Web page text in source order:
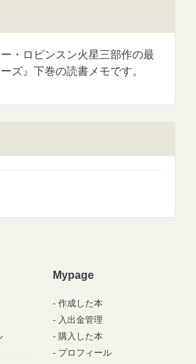
・ロビンスン火星三部作の最
ズ』下巻の読書メモです。
Mypage
作成した本
入出金管理
購入した本
プロフィール